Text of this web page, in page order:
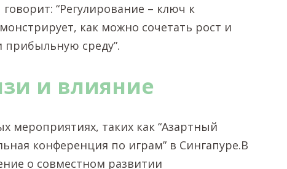
“Регулирование – ключ к
как можно сочетать рост и
прибыльную среду”.
и влияние
мероприятиях, таких как “Азартный
конференция по играм” в Сингапуре.В
о совместном развитии